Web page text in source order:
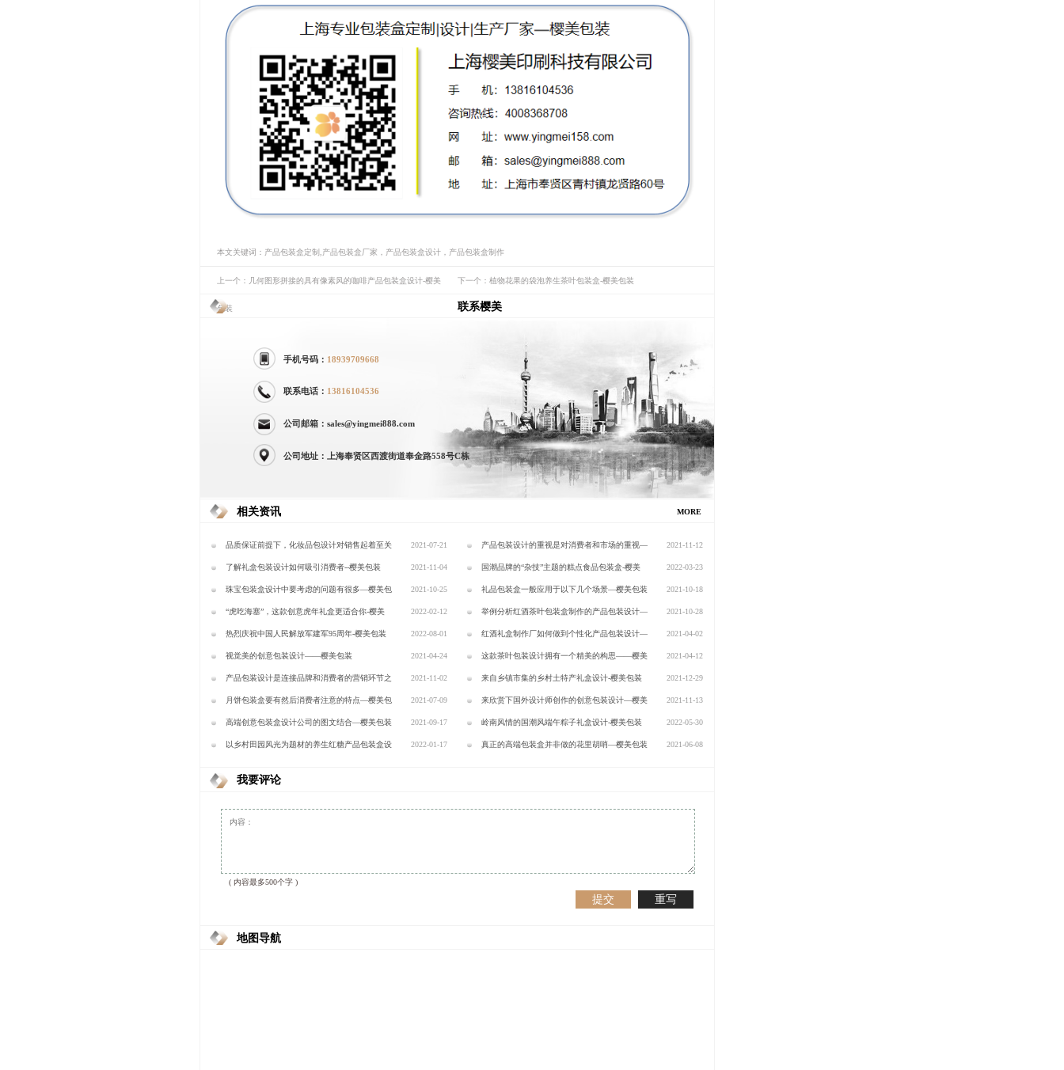
本文关键词：产品包装盒定制,产品包装盒厂家，产品包装盒设计，产品包装盒制作
上一个：几何图形拼接的具有像素风的咖啡产品包装盒设计-樱美
包装
下一个：植物花果的袋泡养生茶叶包装盒-樱美包装
联系樱美
手机号码： 18939709668
联系电话： 13816104536
公司邮箱：sales@yingmei888.com
公司地址：上海奉贤区西渡街道奉金路558号C栋
相关资讯 MORE
品质保证前提下，化妆品包设计对销售起着至关
重要的作用—樱美包装
2021-07-21 产品包装设计的重视是对消费者和市场的重视—
樱美包装
2021-11-12
了解礼盒包装设计如何吸引消费者--樱美包装 2021-11-04 国潮品牌的“杂技”主题的糕点食品包装盒-樱美
包装
2022-03-23
珠宝包装盒设计中要考虑的问题有很多—樱美包
装
2021-10-25 礼品包装盒一般应用于以下几个场景—樱美包装 2021-10-18
“虎吃海塞”，这款创意虎年礼盒更适合你-樱美
包装
2022-02-12 举例分析红酒茶叶包装盒制作的产品包装设计—
樱美包装
2021-10-28
热烈庆祝中国人民解放军建军95周年-樱美包装 2022-08-01 红酒礼盒制作厂如何做到个性化产品包装设计—
樱美包装
2021-04-02
视觉美的创意包装设计——樱美包装 2021-04-24 这款茶叶包装设计拥有一个精美的构思——樱美
包装
2021-04-12
产品包装设计是连接品牌和消费者的营销环节之
一—樱美包装
2021-11-02 来自乡镇市集的乡村土特产礼盒设计-樱美包装 2021-12-29
月饼包装盒要有然后消费者注意的特点—樱美包
装
2021-07-09 来欣赏下国外设计师创作的创意包装设计—樱美
包装
2021-11-13
高端创意包装盒设计公司的图文结合—樱美包装 2021-09-17 岭南风情的国潮风端午粽子礼盒设计-樱美包装 2022-05-30
以乡村田园风光为题材的养生红糖产品包装盒设 2022-01-17 真正的高端包装盒并非做的花里胡哨—樱美包装 2021-06-08
我要评论
( 内容最多500个字 )
提交 重写
地图导航